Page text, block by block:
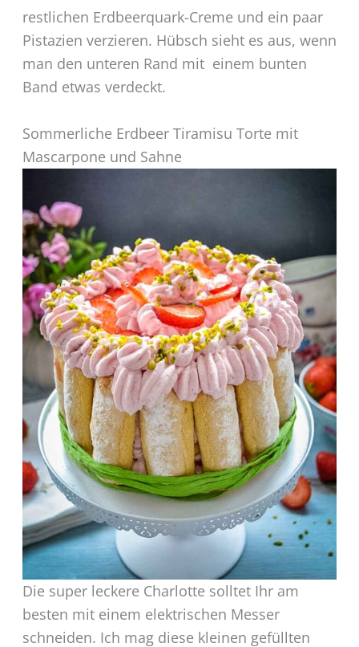
restlichen Erdbeerquark-Creme und ein paar
Pistazien verzieren. Hübsch sieht es aus, wenn
man den unteren Rand mit einem bunten
Band etwas verdeckt.
Sommerliche Erdbeer Tiramisu Torte mit
Mascarpone und Sahne
Die super leckere Charlotte solltet Ihr am
besten mit einem elektrischen Messer
schneiden. Ich mag diese kleinen gefüllten